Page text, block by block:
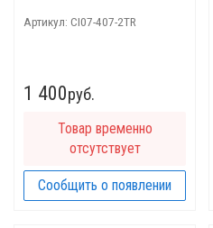
Артикул: CI07-407-2TR
1 400руб.
Товар временно
отсутствует
Сообщить о появлении